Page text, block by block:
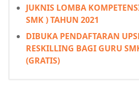
JUKNIS LOMBA
SMK ) TAHUN 2021
DIBUKA PENDAFTARAN
RESKILLING BAGI GURU
(GRATIS)